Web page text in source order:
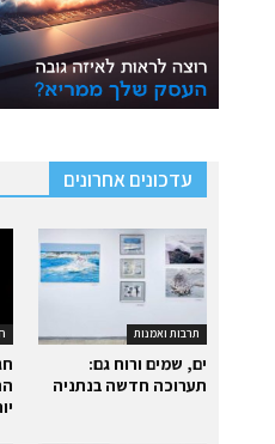
עדכונים אחרונים
תרבות ואמנות
ים, שמים ורוח גם:
תערוכה חדשה בנתניה